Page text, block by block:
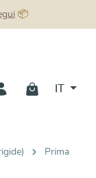
📦
Prima